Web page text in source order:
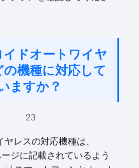
ドオートワイヤ
機種に対応して
ますか？
レスの対応機種は、
ジに記載されているよう